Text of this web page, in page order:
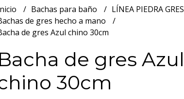
Bachas para baño
LÍNEA PIEDRA GRES
de gres hecho a mano
de gres Azul chino 30cm
Bacha de gres Azul
30cm